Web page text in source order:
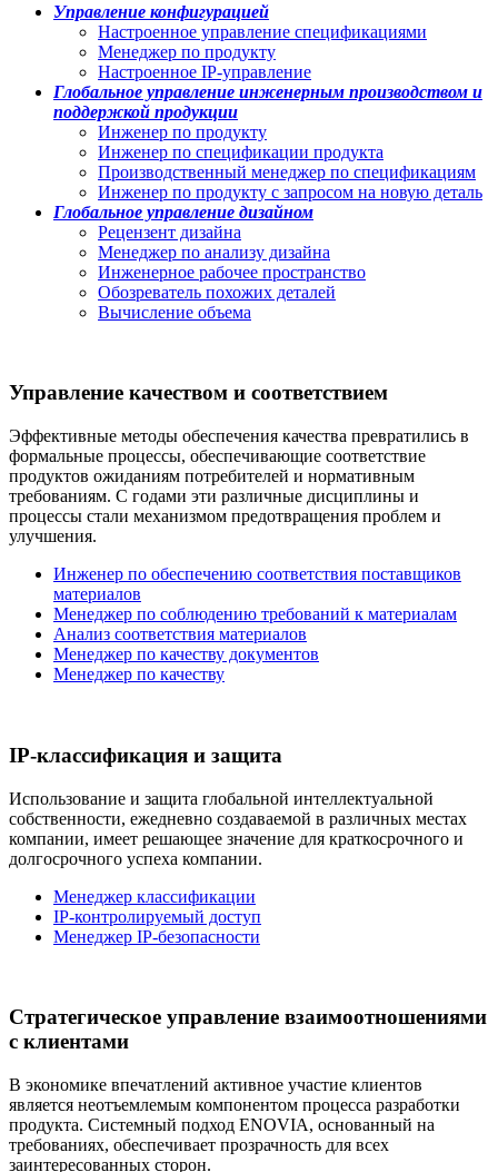
Управление конфигурацией
Настроенное управление спецификациями
Менеджер по продукту
Настроенное IP-управление
Глобальное управление инженерным производством и
поддержкой продукции
Инженер по продукту
Инженер по спецификации продукта
Производственный менеджер по спецификациям
Инженер по продукту с запросом на новую деталь
Глобальное управление дизайном
Рецензент дизайна
Менеджер по анализу дизайна
Инженерное рабочее пространство
Обозреватель похожих деталей
Вычисление объема
Управление качеством и соответствием
Эффективные методы обеспечения качества превратились в
формальные процессы, обеспечивающие соответствие
продуктов ожиданиям потребителей и нормативным
требованиям. С годами эти различные дисциплины и
процессы стали механизмом предотвращения проблем и
улучшения.
Инженер по обеспечению соответствия поставщиков
материалов
Менеджер по соблюдению требований к материалам
Анализ соответствия материалов
Менеджер по качеству документов
Менеджер по качеству
IP-классификация и защита
Использование и защита глобальной интеллектуальной
собственности, ежедневно создаваемой в различных местах
компании, имеет решающее значение для краткосрочного и
долгосрочного успеха компании.
Менеджер классификации
IP-контролируемый доступ
Менеджер IP-безопасности
Стратегическое управление взаимоотношениями
с клиентами
В экономике впечатлений активное участие клиентов
является неотъемлемым компонентом процесса разработки
продукта. Системный подход ENOVIA, основанный на
требованиях, обеспечивает прозрачность для всех
заинтересованных сторон.